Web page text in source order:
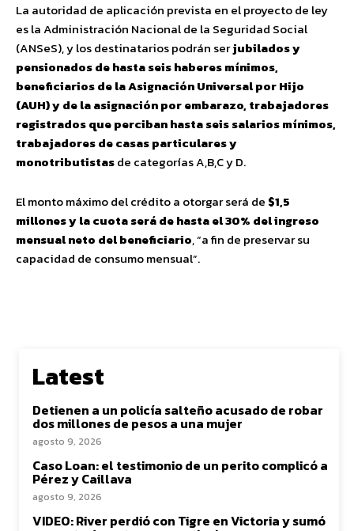
La autoridad de aplicación prevista en el proyecto de ley
es la Administración Nacional de la Seguridad Social
(ANSeS), y los destinatarios podrán serjubilados y
pensionados de hasta seis haberes mínimos,
beneficiarios de la Asignación Universal por Hijo
(AUH) y de la asignación por embarazo, trabajadores
registrados que perciban hasta seis salarios mínimos,
trabajadores de casas particulares y
monotributistasde categorías A,B,C y D.
El monto máximo del crédito a otorgar será de $1,5
millones y la cuota será de hasta el 30% del ingreso
mensual neto del beneficiario, “a fin de preservar su
capacidad de consumo mensual”.
Latest
Detienen a un policía salteño acusado de robar
dos millones de pesos a una mujer
agosto 9, 2026
Caso Loan: el testimonio de un perito complicó a
Pérez y Caillava
agosto 9, 2026
VIDEO: River perdió con Tigre en Victoria y sumó